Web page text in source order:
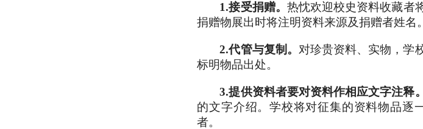
1.接受捐赠。 热忱欢迎校史资料收藏者
捐赠物展出时将注明资料来源及捐赠者姓名。
2.代管与复制。 对珍贵资料、实物，学
标明物品出处。
3.提供资料者要对资料作相应文字注释。
的文字介绍。学校将对征集的资料物品逐
者。